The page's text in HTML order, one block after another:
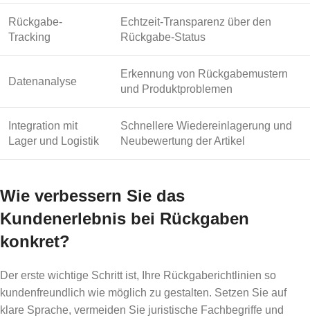
Rückgabe-
Tracking
Echtzeit-Transparenz über den
Rückgabe-Status
Datenanalyse
Erkennung von Rückgabemustern
und Produktproblemen
Integration mit
Lager und Logistik
Schnellere Wiedereinlagerung und
Neubewertung der Artikel
Wie verbessern Sie das
Kundenerlebnis bei Rückgaben
konkret?
Der erste wichtige Schritt ist, Ihre Rückgaberichtlinien so
kundenfreundlich wie möglich zu gestalten. Setzen Sie auf
klare Sprache, vermeiden Sie juristische Fachbegriffe und